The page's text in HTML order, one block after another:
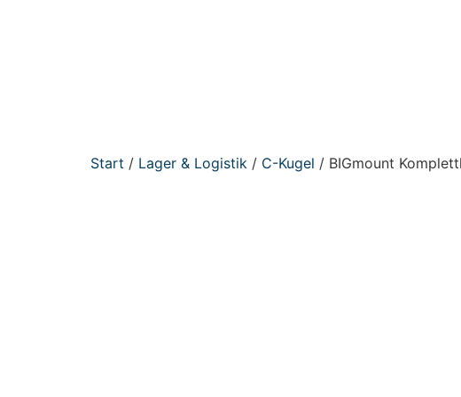
Start / Lager & Logistik / C-Kugel / BIGmount